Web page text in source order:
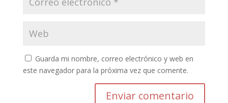
Guarda mi nombre, correo electrónico y web en
este navegador para la próxima vez que comente.
Enviar comentario